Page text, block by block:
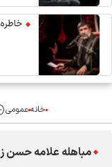
خاطره
خانهعمومی
مباهله علامه حسن